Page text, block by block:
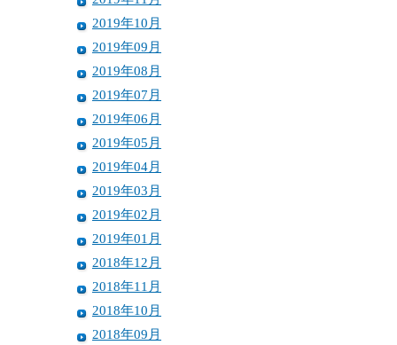
2019年10月
2019年09月
2019年08月
2019年07月
2019年06月
2019年05月
2019年04月
2019年03月
2019年02月
2019年01月
2018年12月
2018年11月
2018年10月
2018年09月